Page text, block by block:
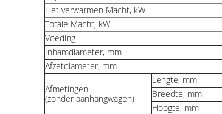
Het verwarmen Macht, kW
Totale Macht, kW
Voeding
Inhamdiameter, mm
Afzetdiameter, mm
Afmetingen
(zonder aanhangwagen)
Lengte, mm
Breedte, mm
Hoogte, mm